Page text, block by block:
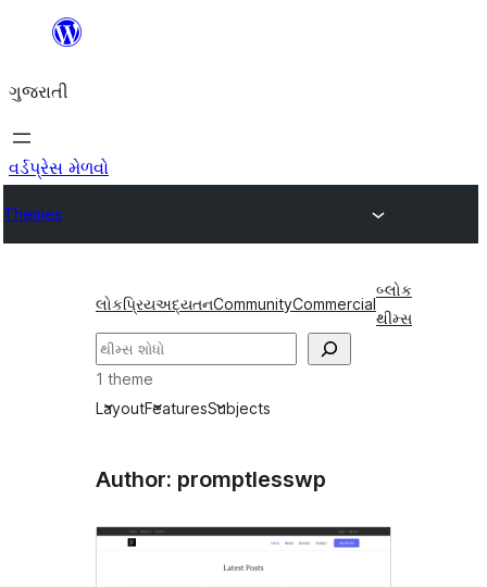
કંટેન્ટ(લખાણ)
જાઓ
ગુજરાતી
વર્ડપ્રેસ મેળવો
Themes
લોકપ્રિયઅદ્યતનCommunityCommercial
બ્લોક
થીમ્સ
શોધો
1 theme
LayoutFeaturesSubjects
Author: promptlesswp